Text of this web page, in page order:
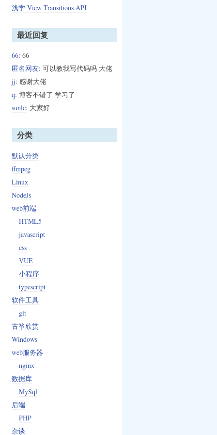
浅学 View Transitions API
最近回复
66: 66
匿名网友: 可以教我写代码吗 大佬
jj: 感谢大佬
q: 博客不错了 学习了
sunlc: 大家好
分类
默认分类
ffmpeg
Linux
NodeJs
web前端
HTML5
javascript
css
VUE
小程序
typescript
软件工具
git
古筝欣赏
Windows
web服务器
nginx
数据库
MySql
后端
PHP
杂谈